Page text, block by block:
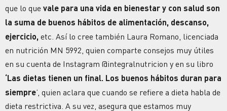
que lo que vale para una vida en bienestar y con salud son
la suma de buenos hábitos de alimentación, descanso,
ejercicio, etc. Así lo cree también Laura Romano, licenciada
en nutrición MN 5992, quien comparte consejos muy útiles
en su cuenta de Instagram @integralnutricion y en su libro
‘Las dietas tienen un final. Los buenos hábitos duran para
siempre’, quien aclara que cuando se refiere a dieta habla de
dieta restrictiva. A su vez, asegura que estamos muy